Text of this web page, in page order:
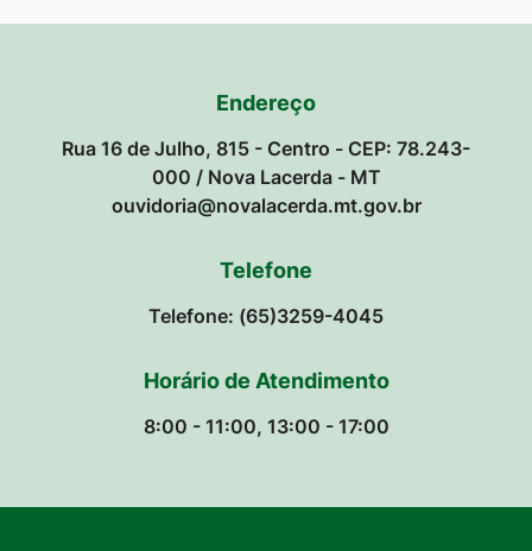
Endereço
Rua 16 de Julho, 815 - Centro - CEP: 78.243-
000 / Nova Lacerda - MT
ouvidoria@novalacerda.mt.gov.br
Telefone
Telefone: (65)3259-4045
Horário de Atendimento
8:00 - 11:00, 13:00 - 17:00